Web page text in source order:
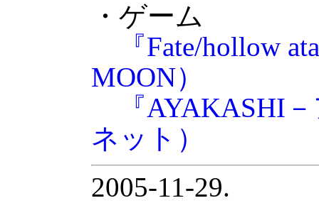
・ゲーム
『Fate/hollow
MOON）
『AYAKASHI
ネット）
2005-11-29.